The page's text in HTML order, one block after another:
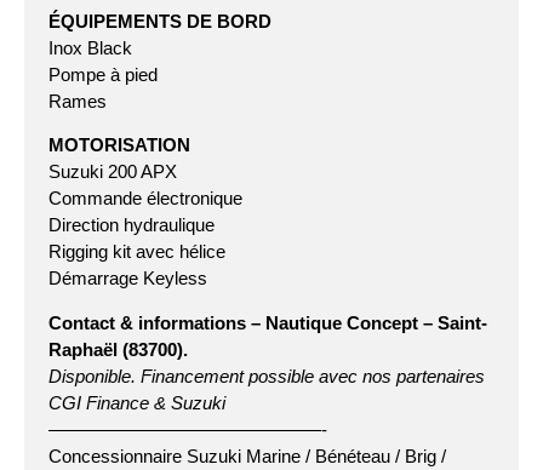
ÉQUIPEMENTS DE BORD
Inox Black
Pompe à pied
Rames
MOTORISATION
Suzuki 200 APX
Commande électronique
Direction hydraulique
Rigging kit avec hélice
Démarrage Keyless
Contact & informations – Nautique Concept – Saint-
Raphaël (83700).
Disponible. Financement possible avec nos partenaires
CGI Finance & Suzuki
———————————————-
Concessionnaire Suzuki Marine / Bénéteau / Brig /